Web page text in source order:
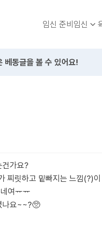
임신 준비임신
베동글을 볼 수 있어요!
건가요?
찌릿하고 밑빠지는 느낌(?)
네여ᅲᅲ
나요~~?🥺